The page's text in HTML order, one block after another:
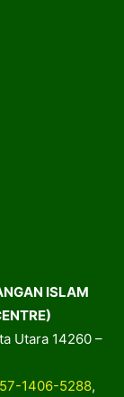
ISLAM
Utara 14260 –
1406-5288,